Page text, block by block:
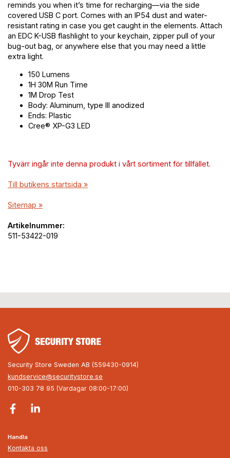
reminds you when it’s time for recharging—via the side
covered USB C port. Comes with an IP54 dust and water-
resistant rating in case you get caught in the elements. Attach
an EDC K-USB flashlight to your keychain, zipper pull of your
bug-out bag, or anywhere else that you may need a little
extra light.
150 Lumens
1H 30M Run Time
1M Drop Test
Body: Aluminum, type III anodized
Ends: Plastic
Cree® XP-G3 LED
Tyvärr ingår inte denna produkt i vårt sortiment för tillfället.
Till butikens startsida »
Sitemap »
Artikelnummer:
511-53422-019
Security Store Sweden AB (559430-0914)
kundservice@securitystore.se
010-303 78 95 (Vardagar 08:00-17:00)
Handla
Kontakta oss